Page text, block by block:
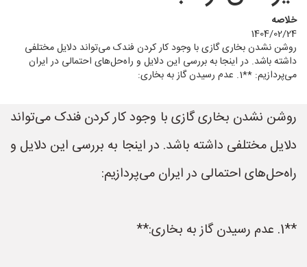
خلاصه
1404/02/24
روشن نشدن بخاری گازی با وجود کار کردن فندک می‌تواند دلایل مختلفی
داشته باشد. در اینجا به بررسی این دلایل و راه‌حل‌های احتمالی در ایران
می‌پردازیم: **1. عدم رسیدن گاز به بخاری:
روشن نشدن بخاری گازی با وجود کار کردن فندک می‌تواند
دلایل مختلفی داشته باشد. در اینجا به بررسی این دلایل و
راه‌حل‌های احتمالی در ایران می‌پردازیم:
**1. عدم رسیدن گاز به بخاری:**